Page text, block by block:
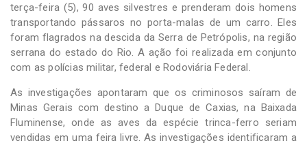
terça-feira (5), 90 aves silvestres e prenderam dois homens
transportando pássaros no porta-malas de um carro. Eles
foram flagrados na descida da Serra de Petrópolis, na região
serrana do estado do Rio. A ação foi realizada em conjunto
com as polícias militar, federal e Rodoviária Federal.
As investigações apontaram que os criminosos saíram de
Minas Gerais com destino a Duque de Caxias, na Baixada
Fluminense, onde as aves da espécie trinca-ferro seriam
vendidas em uma feira livre. As investigações identificaram a